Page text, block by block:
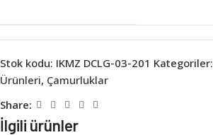
Stok kodu: IKMZ DCLG-03-201 Kategoriler:
Ürünleri, Çamurluklar
Share:
İlgili ürünler